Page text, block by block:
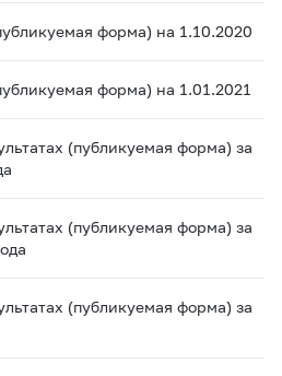
форма) на 1.10.2020
форма) на 1.01.2021
(публикуемая форма) за
(публикуемая форма) за
(публикуемая форма) за